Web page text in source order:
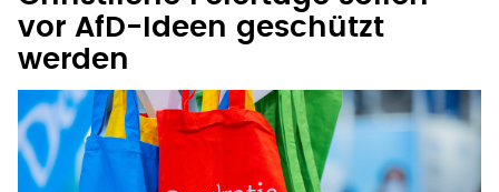
vor AfD-Ideen geschützt
werden